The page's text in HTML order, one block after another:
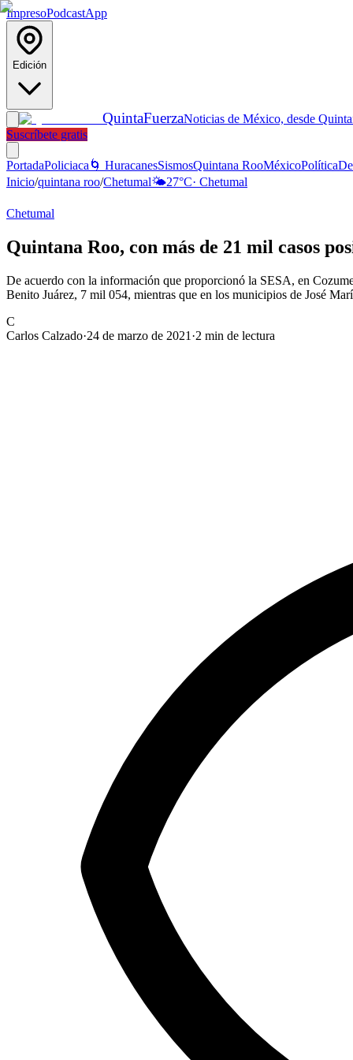
ImpresoPodcastApp
Edición
QuintaFuerzaNoticias de México, desde
Suscríbete gratis
PortadaPoliciaca 🌀 HuracanesSismosQuintana RooMéxicoPolítica
Inicio/quintana roo/Chetumal🌤️27°C· Chetumal
Chetumal
Quintana Roo, con más de 21 mil casos
De acuerdo con la información que proporcionó la SESA, en
Benito Juárez, 7 mil 054, mientras que en los municipios de José
C
Carlos Calzado·24 de marzo de 2021 ·2 min de lectura